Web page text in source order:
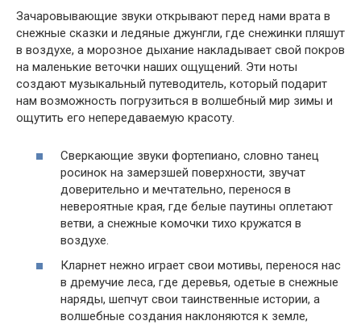
Зачаровывающие звуки открывают перед нами врата в
снежные сказки и ледяные джунгли, где снежинки пляшут
в воздухе, а морозное дыхание накладывает свой покров
на маленькие веточки наших ощущений. Эти ноты
создают музыкальный путеводитель, который подарит
нам возможность погрузиться в волшебный мир зимы и
ощутить его непередаваемую красоту.
Сверкающие звуки фортепиано, словно танец
росинок на замерзшей поверхности, звучат
доверительно и мечтательно, перенося в
невероятные края, где белые паутины оплетают
ветви, а снежные комочки тихо кружатся в
воздухе.
Кларнет нежно играет свои мотивы, перенося нас
в дремучие леса, где деревья, одетые в снежные
наряды, шепчут свои таинственные истории, а
волшебные создания наклоняются к земле,